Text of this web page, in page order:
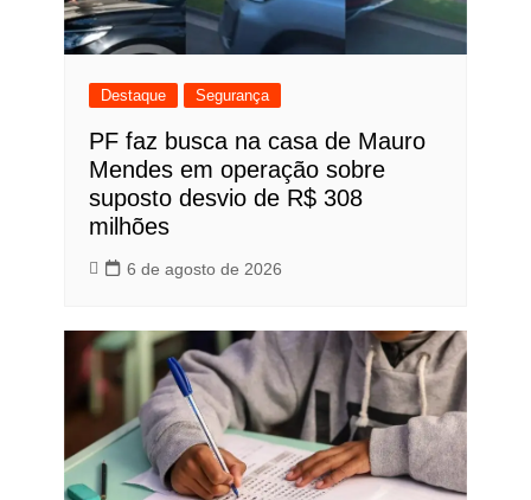
Destaque Segurança
PF faz busca na casa de Mauro
Mendes em operação sobre
suposto desvio de R$ 308
milhões
6 de agosto de 2026